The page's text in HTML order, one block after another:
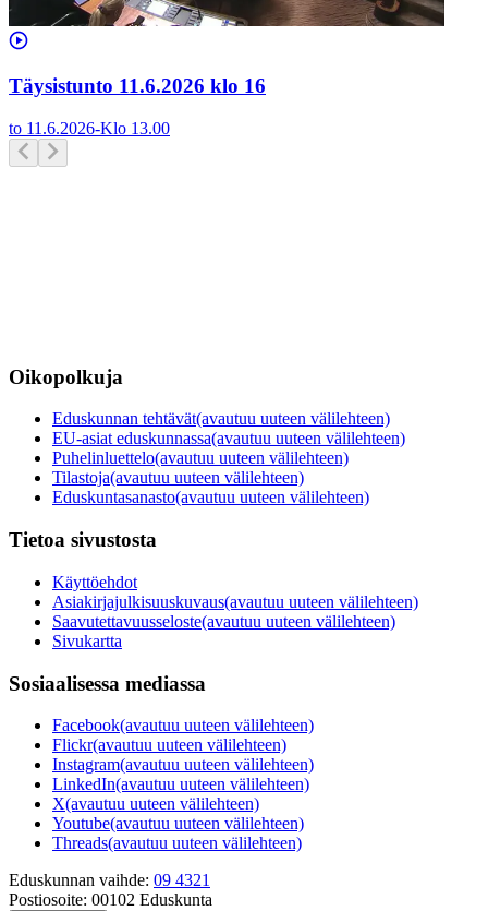
Täysistunto 11.6.2026 klo 16
to 11.6.2026-Klo 13.00
Oikopolkuja
Eduskunnan tehtävät(avautuu uuteen välilehteen)
EU-asiat eduskunnassa(avautuu uuteen välilehteen)
Puhelinluettelo(avautuu uuteen välilehteen)
Tilastoja(avautuu uuteen välilehteen)
Eduskuntasanasto(avautuu uuteen välilehteen)
Tietoa sivustosta
Käyttöehdot
Asiakirjajulkisuuskuvaus(avautuu uuteen välilehteen)
Saavutettavuusseloste(avautuu uuteen välilehteen)
Sivukartta
Sosiaalisessa mediassa
Facebook(avautuu uuteen välilehteen)
Flickr(avautuu uuteen välilehteen)
Instagram(avautuu uuteen välilehteen)
LinkedIn(avautuu uuteen välilehteen)
X(avautuu uuteen välilehteen)
Youtube(avautuu uuteen välilehteen)
Threads(avautuu uuteen välilehteen)
Eduskunnan vaihde: 09 4321
Postiosoite: 00102 Eduskunta